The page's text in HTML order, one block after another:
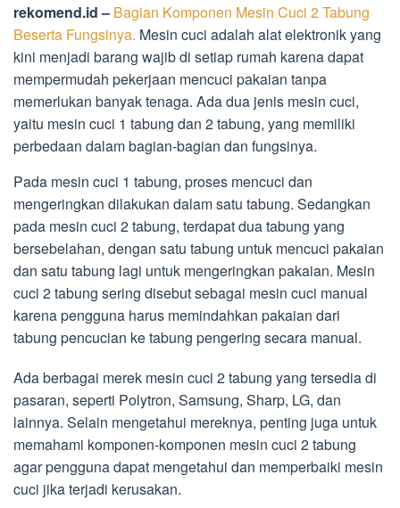
rekomend.id – Bagian Komponen Mesin Cuci 2 Tabung
Beserta Fungsinya. Mesin cuci adalah alat elektronik yang
kini menjadi barang wajib di setiap rumah karena dapat
mempermudah pekerjaan mencuci pakaian tanpa
memerlukan banyak tenaga. Ada dua jenis mesin cuci,
yaitu mesin cuci 1 tabung dan 2 tabung, yang memiliki
perbedaan dalam bagian-bagian dan fungsinya.
Pada mesin cuci 1 tabung, proses mencuci dan
mengeringkan dilakukan dalam satu tabung. Sedangkan
pada mesin cuci 2 tabung, terdapat dua tabung yang
bersebelahan, dengan satu tabung untuk mencuci pakaian
dan satu tabung lagi untuk mengeringkan pakaian. Mesin
cuci 2 tabung sering disebut sebagai mesin cuci manual
karena pengguna harus memindahkan pakaian dari
tabung pencucian ke tabung pengering secara manual.
Ada berbagai merek mesin cuci 2 tabung yang tersedia di
pasaran, seperti Polytron, Samsung, Sharp, LG, dan
lainnya. Selain mengetahui mereknya, penting juga untuk
memahami komponen-komponen mesin cuci 2 tabung
agar pengguna dapat mengetahui dan memperbaiki mesin
cuci jika terjadi kerusakan.